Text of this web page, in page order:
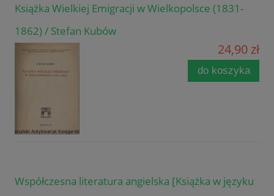
Książka Wielkiej Emigracji w Wielkopolsce (1831-
1862) / Stefan Kubów
24,90 zł
do koszyka
Współczesna literatura angielska [Książka w języku